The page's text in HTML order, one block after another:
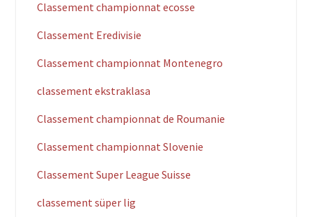
Classement championnat ecosse
Classement Eredivisie
Classement championnat Montenegro
classement ekstraklasa
Classement championnat de Roumanie
Classement championnat Slovenie
Classement Super League Suisse
classement süper lig